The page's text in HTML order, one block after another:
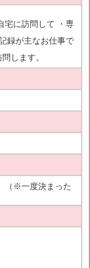
宅に訪問して ・専
録が主なお仕事で
します。
（※一度決まった